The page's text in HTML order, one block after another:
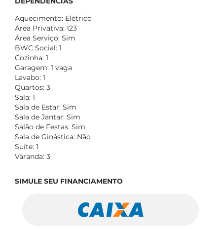
Aquecimento: Elétrico
Área Privativa: 123
Área Serviço: Sim
BWC Social: 1
Cozinha: 1
Garagem: 1 vaga
Lavabo: 1
Quartos: 3
Sala: 1
Sala de Estar: Sim
Sala de Jantar: Sim
Salão de Festas: Sim
Sala de Ginástica: Não
Suíte: 1
Varanda: 3
SIMULE SEU FINANCIAMENTO